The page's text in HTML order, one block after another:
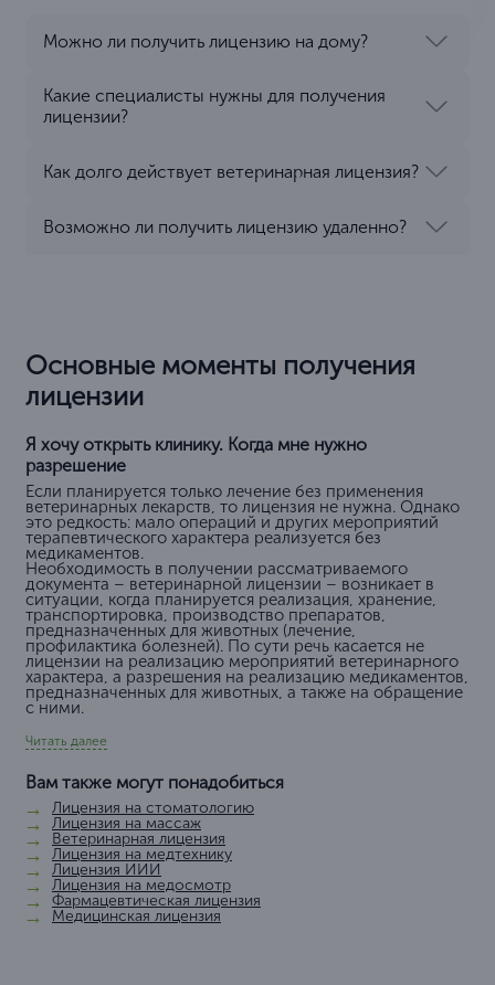
Можно ли получить лицензию на дому?
Какие специалисты нужны для получения
лицензии?
Как долго действует ветеринарная лицензия?
Возможно ли получить лицензию удаленно?
Основные моменты получения
лицензии
Я хочу открыть клинику. Когда мне нужно
разрешение
Если планируется только лечение без применения
ветеринарных лекарств, то лицензия не нужна. Однако
это редкость: мало операций и других мероприятий
терапевтического характера реализуется без
медикаментов.
Необходимость в получении рассматриваемого
документа – ветеринарной лицензии – возникает в
ситуации, когда планируется реализация, хранение,
транспортировка, производство препаратов,
предназначенных для животных (лечение,
профилактика болезней). По сути речь касается не
лицензии на реализацию мероприятий ветеринарного
характера, а разрешения на реализацию медикаментов,
предназначенных для животных, а также на обращение
с ними.
Читать далее
Вам также могут понадобиться
Лицензия на стоматологию
Лицензия на массаж
Ветеринарная лицензия
Лицензия на медтехнику
Лицензия ИИИ
Лицензия на медосмотр
Фармацевтическая лицензия
Медицинская лицензия